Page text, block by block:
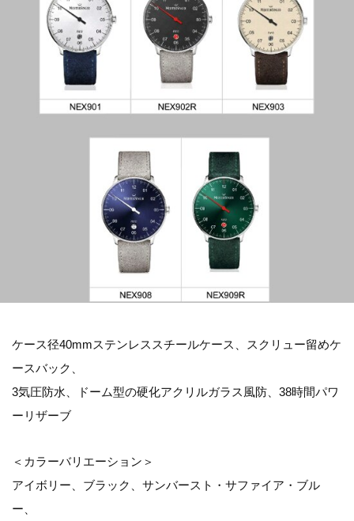
ケース径40mmステンレススチールケース、スクリュー留めケ
ースバック、
3気圧防水、ドーム型の硬化アクリルガラス風防、38時間パワ
ーリザーブ
＜カラーバリエーション＞
アイボリー、ブラック、サンバースト・サファイア・ブル
ー、